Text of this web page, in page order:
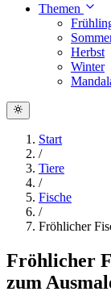
Themen
Herbst
Winter
Start
/
Tiere
/
Fische
/
Fröhlicher
Fröhlicher
zum